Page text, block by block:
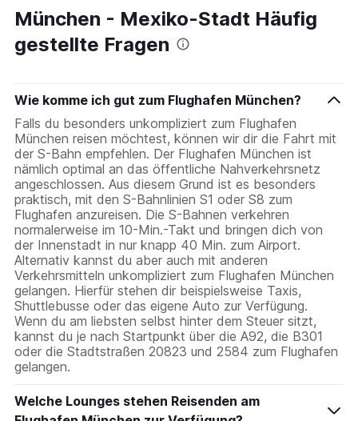
München - Mexiko-Stadt Häufig
gestellte Fragen
Wie komme ich gut zum Flughafen München?
Falls du besonders unkompliziert zum Flughafen
München reisen möchtest, können wir dir die Fahrt mit
der S-Bahn empfehlen. Der Flughafen München ist
nämlich optimal an das öffentliche Nahverkehrsnetz
angeschlossen. Aus diesem Grund ist es besonders
praktisch, mit den S-Bahnlinien S1 oder S8 zum
Flughafen anzureisen. Die S-Bahnen verkehren
normalerweise im 10-Min.-Takt und bringen dich von
der Innenstadt in nur knapp 40 Min. zum Airport.
Alternativ kannst du aber auch mit anderen
Verkehrsmitteln unkompliziert zum Flughafen München
gelangen. Hierfür stehen dir beispielsweise Taxis,
Shuttlebusse oder das eigene Auto zur Verfügung.
Wenn du am liebsten selbst hinter dem Steuer sitzt,
kannst du je nach Startpunkt über die A92, die B301
oder die Stadtstraßen 20823 und 2584 zum Flughafen
gelangen.
Welche Lounges stehen Reisenden am